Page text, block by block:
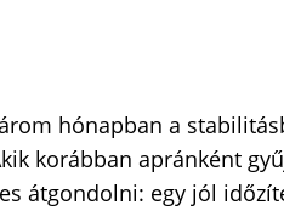
hónapban a
korábban apránként
átgondolni: egy jól